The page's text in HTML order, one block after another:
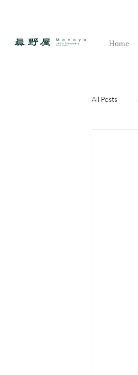
Home
All Posts
ギャラ